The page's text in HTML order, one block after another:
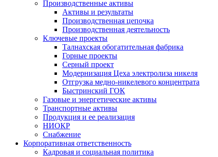
Производственные активы
Активы и результаты
Производственная цепочка
Производственная деятельность
Ключевые проекты
Талнахская обогатительная фабрика
Горные проекты
Серный проект
Модернизация Цеха электролиза никеля
Отгрузка медно-никелевого концентрата
Быстринский ГОК
Газовые и энергетические активы
Транспортные активы
Продукция и ее реализация
НИОКР
Снабжение
Корпоративная ответственность
Кадровая и социальная политика